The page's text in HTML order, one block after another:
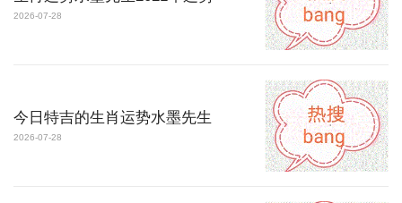
2026-07-28
今日特吉的生肖运势水墨先生
2026-07-28